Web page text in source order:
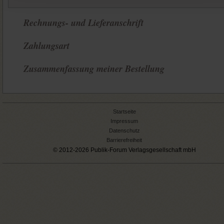
Rechnungs- und Lieferanschrift
Zahlungsart
Zusammenfassung meiner Bestellung
Startseite
Impressum
Datenschutz
Barrierefreiheit
© 2012-2026 Publik-Forum Verlagsgesellschaft mbH